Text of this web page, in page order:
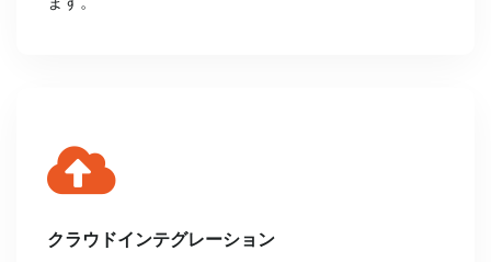
クラウドインテグレーション